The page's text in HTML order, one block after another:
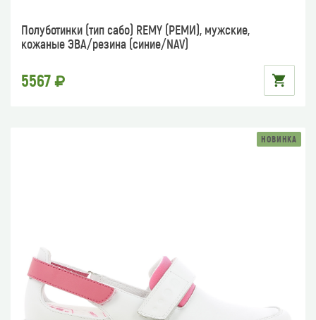
Полуботинки (тип сабо) REMY (РЕМИ), мужские,
кожаные ЭВА/резина (синие/NAV)
5567
НОВИНКА